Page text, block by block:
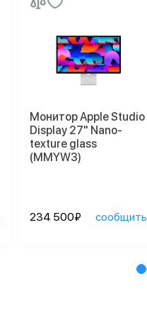
Монитор Apple Studio
Display 27" Nano-
texture glass
(MMYW3)
234 500₽ сообщить